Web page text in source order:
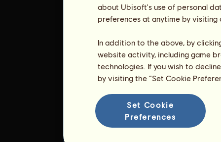
about Ubisoft's use of personal
preferences at anytime by
In addition to the above, by
website activity, including game
technologies. If you wish to
by visiting the “Set Cookie
Set Cookie
Preferences